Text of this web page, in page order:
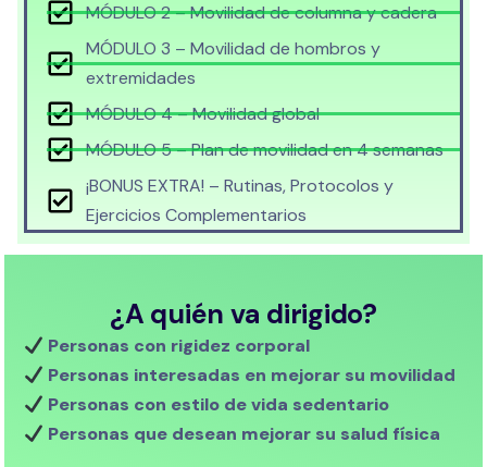
MÓDULO 2 – Movilidad de columna y cadera
MÓDULO 3 – Movilidad de hombros y
extremidades
MÓDULO 4 – Movilidad global
MÓDULO 5 – Plan de movilidad en 4 semanas
¡BONUS EXTRA! – Rutinas, Protocolos y
Ejercicios Complementarios
¿A quién va dirigido?
Personas con rigidez corporal
Personas interesadas en mejorar su movilidad
Personas con estilo de vida sedentario
Personas que desean mejorar su salud física